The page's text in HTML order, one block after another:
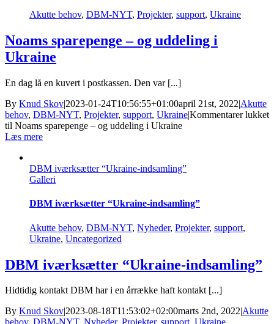
Akutte behov, DBM-NYT, Projekter, support, Ukraine
Noams sparepenge – og uddeling i
Ukraine
En dag lå en kuvert i postkassen. Den var [...]
By Knud Skov|2023-01-24T10:56:55+01:00april 21st, 2022|Akutte
behov, DBM-NYT, Projekter, support, Ukraine|Kommentarer lukket
til Noams sparepenge – og uddeling i Ukraine
Læs mere
DBM iværksætter “Ukraine-indsamling”
Galleri
DBM iværksætter “Ukraine-indsamling”
Akutte behov, DBM-NYT, Nyheder, Projekter, support,
Ukraine, Uncategorized
DBM iværksætter “Ukraine-indsamling”
Hidtidig kontakt DBM har i en årrække haft kontakt [...]
By Knud Skov|2023-08-18T11:53:02+02:00marts 2nd, 2022|Akutte